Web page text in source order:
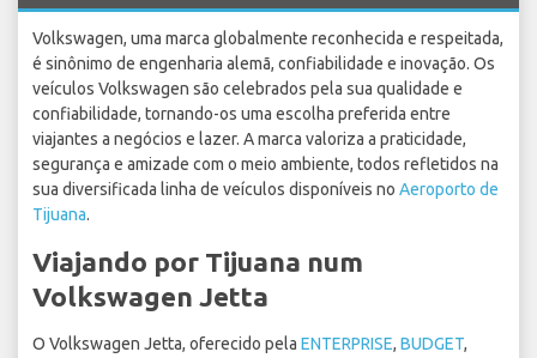
Volkswagen, uma marca globalmente reconhecida e respeitada,
é sinônimo de engenharia alemã, confiabilidade e inovação. Os
veículos Volkswagen são celebrados pela sua qualidade e
confiabilidade, tornando-os uma escolha preferida entre
viajantes a negócios e lazer. A marca valoriza a praticidade,
segurança e amizade com o meio ambiente, todos refletidos na
sua diversificada linha de veículos disponíveis no Aeroporto de
Tijuana.
Viajando por Tijuana num
Volkswagen Jetta
O Volkswagen Jetta, oferecido pela ENTERPRISE, BUDGET,